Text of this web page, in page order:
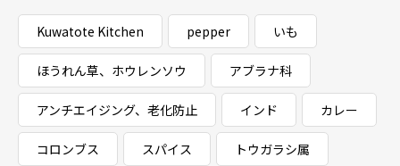
Kuwatote Kitchen pepper いも
ほうれん草、ホウレンソウ アブラナ科
アンチエイジング、老化防止 インド カレー
コロンブス スパイス トウガラシ属